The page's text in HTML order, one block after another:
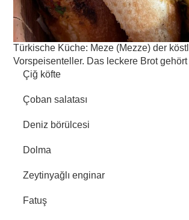
Türkische Küche: Meze (Mezze) der
Vorspeisenteller. Das leckere Brot
Çiğ köfte
Çoban salatası
Deniz börülcesi
Dolma
Zeytinyağlı enginar
Fatuş